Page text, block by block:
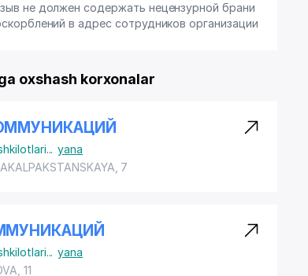
не должен содержать нецензурной брани
в адрес сотрудников организации
ga oxshash korxonalar
... yana
, 7
... yana
, 11